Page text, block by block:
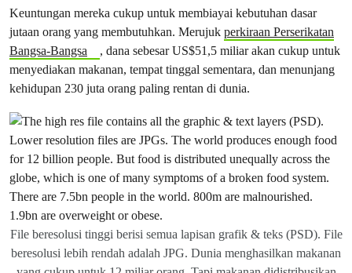
Keuntungan mereka cukup untuk membiayai kebutuhan dasar
jutaan orang yang membutuhkan. Merujuk perkiraan Perserikatan
Bangsa-Bangsa
, dana sebesar US$51,5 miliar akan cukup untuk
menyediakan makanan, tempat tinggal sementara, dan menunjang
kehidupan 230 juta orang paling rentan di dunia.
File beresolusi tinggi berisi semua lapisan grafik & teks (PSD). File
beresolusi lebih rendah adalah JPG. Dunia menghasilkan makanan